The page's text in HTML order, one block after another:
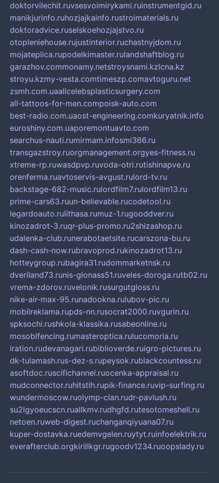
doktorvilechit.ruvsesvoimirykami.ruinstrumentgid.ru
manikjurinfo.ruhozjajkainfo.rustroimaterials.ru
doktoradvice.ruselskoehozjajstvo.ru
otopleniehouse.rujustinterior.ruchastnyjdom.ru
mojateplica.rupodelkimaster.rulandshaftblog.ru
garazhov.commonamy.netstroysnami.kzlcna.kz
stroyu.kzmy-vesta.comtimeszp.comavtoguru.net
zsmh.com.uaallcelebsplasticsurgery.com
all-tattoos-for-men.compoisk-auto.com
best-radio.com.uaost-engineering.comkuryatnik.info
euroshiny.com.uaporemontuavto.com
searchus-nauti.rumirmam.infosmi366.ru
transgazstroy.ruorgmanagement.orgyes-fitness.ru
xtreme-rp.ruwasdpvp.ruvoda-otri.rutishinapve.ru
orenferma.ruavtoservis-avgust.rulord-tv.ru
backstage-682-music.rulordfilm7.rulordfilm13.ru
prime-cars63.ruun-believable.rucodetool.ru
legardoauto.rulithasa.rumuz-1.rugooddver.ru
kinozadrot-3.ruqr-plus-promo.ru2shizashop.ru
udalenka-club.runerabotaetsite.rucarszona-bu.ru
dash-cash-now.rubravoprod.rukinozadrot13.ru
hotteygroup.rubagira31.rudommarketnsk.ru
dveriland73.runis-glonass51.ruveles-doroga.rutb02.ru
vrema-zdorov.ruvelonik.rusurgutgloss.ru
nike-air-max-95.runadookna.rulubov-pic.ru
mobilreklama.rupds-nn.rusocrat2000.ruvgurin.ru
spksochi.rushkola-klassika.rusabeonline.ru
mosoblfencing.rumasteroptica.rulucomoria.ru
iration.rudevanagari.rubiblioverde.ruigro-pictures.ru
dk-tulamash.rus-dez-s.rupeysok.rublackcountess.ru
asoftdoc.ruscifichannel.ruocenka-appraisal.ru
mudconnector.ruhitstih.rupik-finance.ruvip-surfing.ru
wundermoscow.ruolymp-clan.rudr-pavlush.ru
su2lgyoeucscn.ruallkmv.rudhgfd.rutesotomeshell.ru
netoen.ruweb-digest.ruchanganqiyuana07.ru
kuper-dostavka.ruedemvgelen.ruytyt.ruinfoelektrik.ru
everafterclub.orgkirillkgr.rugoodv1234.ruoopslady.ru